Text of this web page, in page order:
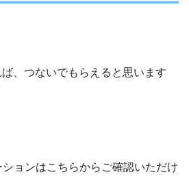
、つないでもらえると思います
ョンはこちらからご確認いただけ